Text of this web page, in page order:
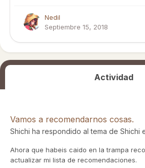
Nedil
Septiembre 15, 2018
Actividad
Vamos a recomendarnos cosas.
Shichi ha respondido al tema de Shichi
Ahora que habeis caido en la trampa
actualizar mi lista de recomendaciones.